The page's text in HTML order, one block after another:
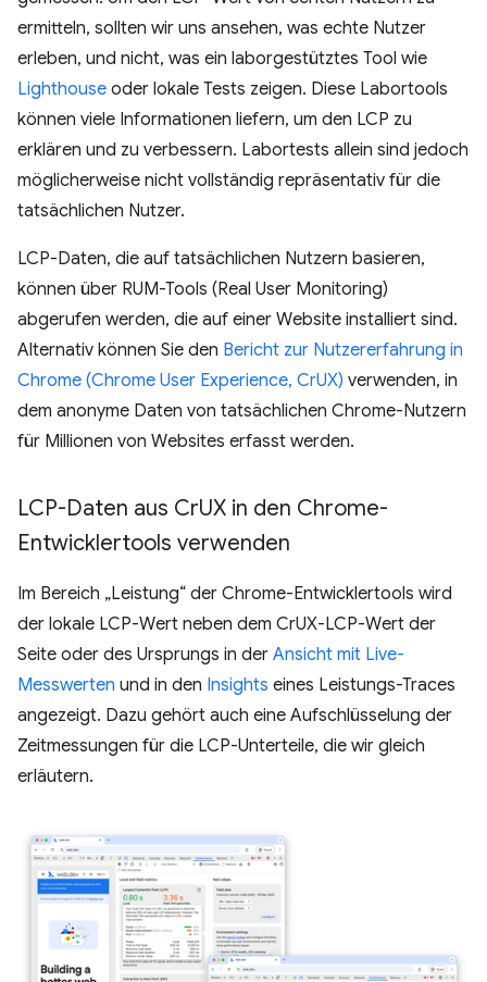
ermitteln, sollten wir uns ansehen, was echte Nutzer
erleben, und nicht, was ein laborgestütztes Tool wie
Lighthouse oder lokale Tests zeigen. Diese Labortools
können viele Informationen liefern, um den LCP zu
erklären und zu verbessern. Labortests allein sind jedoch
möglicherweise nicht vollständig repräsentativ für die
tatsächlichen Nutzer.
LCP-Daten, die auf tatsächlichen Nutzern basieren,
können über RUM-Tools (Real User Monitoring)
abgerufen werden, die auf einer Website installiert sind.
Alternativ können Sie den Bericht zur Nutzererfahrung in
Chrome (Chrome User Experience, CrUX) verwenden, in
dem anonyme Daten von tatsächlichen Chrome-Nutzern
für Millionen von Websites erfasst werden.
LCP-Daten aus CrUX in den Chrome-
Entwicklertools verwenden
Im Bereich „Leistung“ der Chrome-Entwicklertools wird
der lokale LCP-Wert neben dem CrUX-LCP-Wert der
Seite oder des Ursprungs in der Ansicht mit Live-
Messwerten und in den Insights eines Leistungs-Traces
angezeigt. Dazu gehört auch eine Aufschlüsselung der
Zeitmessungen für die LCP-Unterteile, die wir gleich
erläutern.